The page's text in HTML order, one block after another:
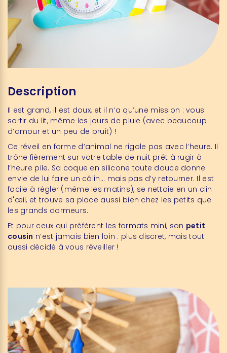
Description
Il est grand, il est doux, et il n’a qu’une mission : vous
sortir du lit, même les jours de pluie (avec beaucoup
d’amour et un peu de bruit) !
Ce réveil en forme d’animal ne rigole pas avec l’heure. Il
trône fièrement sur votre table de nuit prêt à rugir à
l’heure pile. Sa coque en silicone toute douce donne
envie de lui faire un câlin... mais pas d’y retourner. Il est
facile à régler (même les matins), se nettoie en un clin
d'œil, et trouve sa place aussi bien chez les petits que
les grands dormeurs.
Et pour ceux qui préfèrent les formats mini, son petit
cousin n’est jamais bien loin : plus discret, mais tout
aussi décidé à vous réveiller !